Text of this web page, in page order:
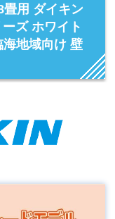
畳用 ダイキン
ズ ホワイト
地域向け 壁